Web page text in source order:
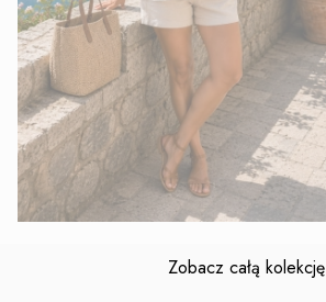
Zobacz całą kolekcję